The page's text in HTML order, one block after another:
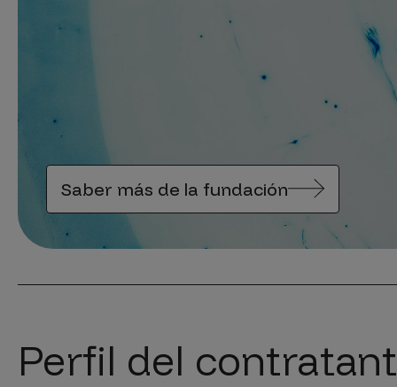
Saber más de la fundación
Perfil del